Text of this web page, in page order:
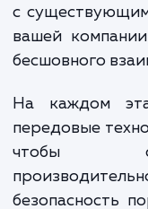
бизнесу и
мы
портала,
На
системы